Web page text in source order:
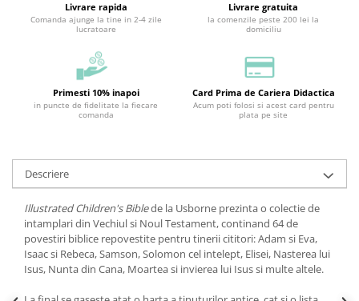
Livrare rapida
Comanda ajunge la tine in 2-4 zile
lucratoare
Livrare gratuita
la comenzile peste 200 lei la
domiciliu
Primesti 10% inapoi
in puncte de fidelitate la fiecare
comanda
Card Prima de Cariera Didactica
Acum poti folosi si acest card pentru
plata pe site
Descriere
Illustrated Children's Biblede la Usborne prezinta o colectie de
intamplari din Vechiul si Noul Testament, continand 64 de
povestiri biblice repovestite pentru tinerii cititori: Adam si Eva,
Isaac si Rebeca, Samson, Solomon cel intelept, Elisei, Nasterea lui
Isus, Nunta din Cana, Moartea si invierea lui Isus si multe altele.